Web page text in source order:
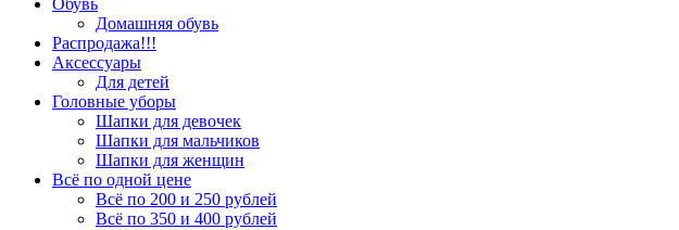
Обувь
Домашняя обувь
Распродажа!!!
Аксессуары
Для детей
Головные уборы
Шапки для девочек
Шапки для мальчиков
Шапки для женщин
Всё по одной цене
Всё по 200 и 250 рублей
Всё по 350 и 400 рублей